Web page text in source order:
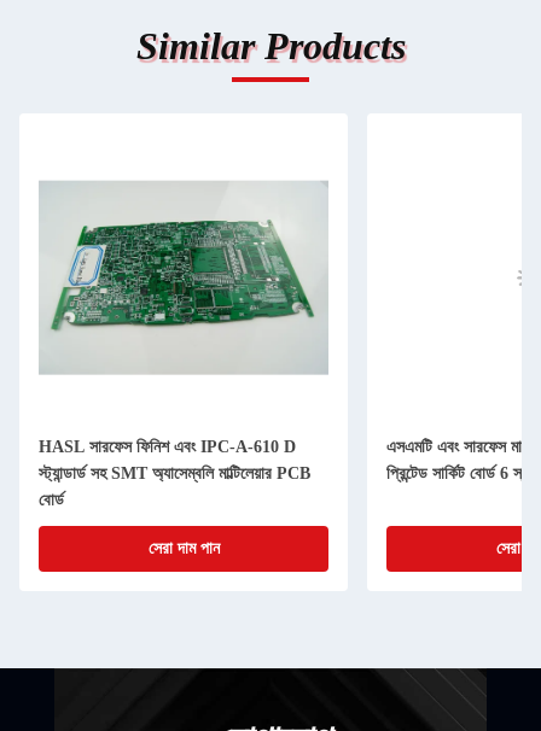
Similar Products
HASL সারফেস ফিনিশ এবং IPC-A-610 D
স্ট্যান্ডার্ড সহ SMT অ্যাসেম্বলি মাল্টিলেয়ার PCB
বোর্ড
সেরা দাম পান
এসএমটি এবং সারফেস মাউন্ট
প্রিন্টেড সার্কিট বোর্ড 6
সেরা